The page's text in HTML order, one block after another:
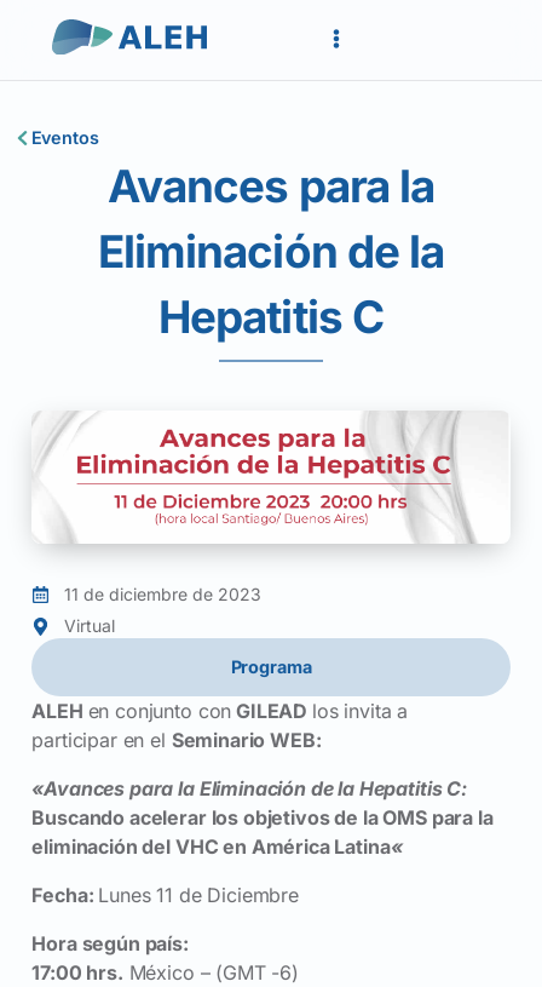
Eventos
Avances para la
Eliminación de la
Hepatitis C
11 de diciembre de 2023
Virtual
Programa
ALEH en conjunto con GILEAD los invita a
participar en el Seminario WEB:
«Avances para la Eliminación de la Hepatitis C:
Buscando acelerar los objetivos de la OMS para la
eliminación del VHC en América Latina«
Fecha: Lunes 11 de Diciembre
Hora según país:
17:00 hrs. México – (GMT -6)